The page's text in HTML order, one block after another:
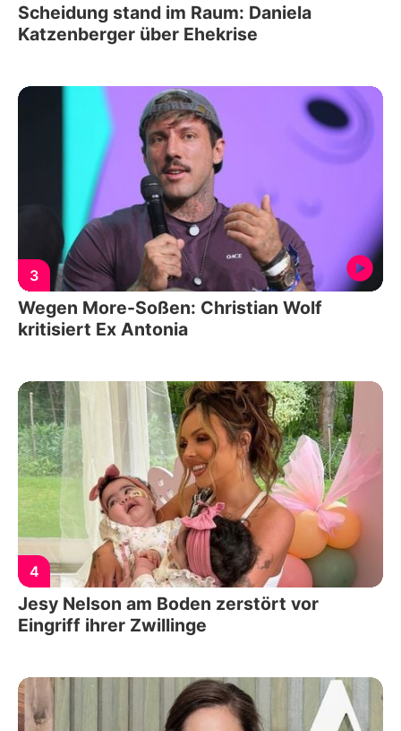
Scheidung stand im Raum: Daniela
Katzenberger über Ehekrise
3
Wegen More-Soßen: Christian Wolf
kritisiert Ex Antonia
4
Jesy Nelson am Boden zerstört vor
Eingriff ihrer Zwillinge